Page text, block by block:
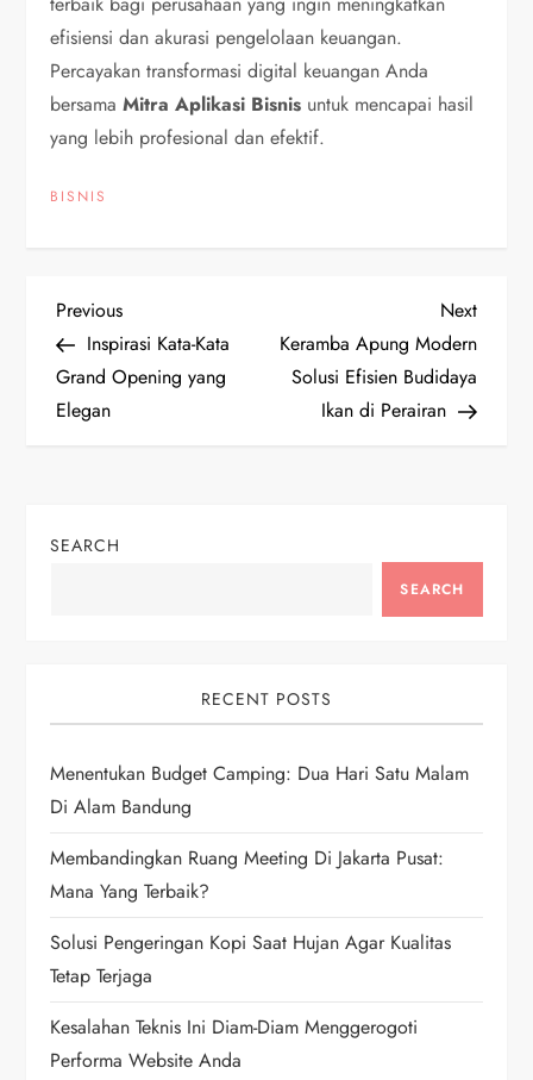
efisiensi dan akurasi pengelolaan keuangan.
Percayakan transformasi digital keuangan Anda
bersamaMitra Aplikasi Bisnis untuk mencapai hasil
yang lebih profesional dan efektif.
BISNIS
P
o
s
n
i
g
a
t
i
o
n
Previous
Post
Previous
Inspirasi Kata-Kata
Grand Opening yang
Elegan
Next
Post
Next
Keramba Apung Modern
Solusi Efisien Budidaya
Ikan di Perairan
SEARCH
SEARCH
RECENT POSTS
Menentukan Budget Camping: Dua Hari Satu Malam
Di Alam Bandung
Membandingkan Ruang Meeting Di Jakarta Pusat:
Mana Yang Terbaik?
Solusi Pengeringan Kopi Saat Hujan Agar Kualitas
Tetap Terjaga
Kesalahan Teknis Ini Diam-Diam Menggerogoti
Performa Website Anda